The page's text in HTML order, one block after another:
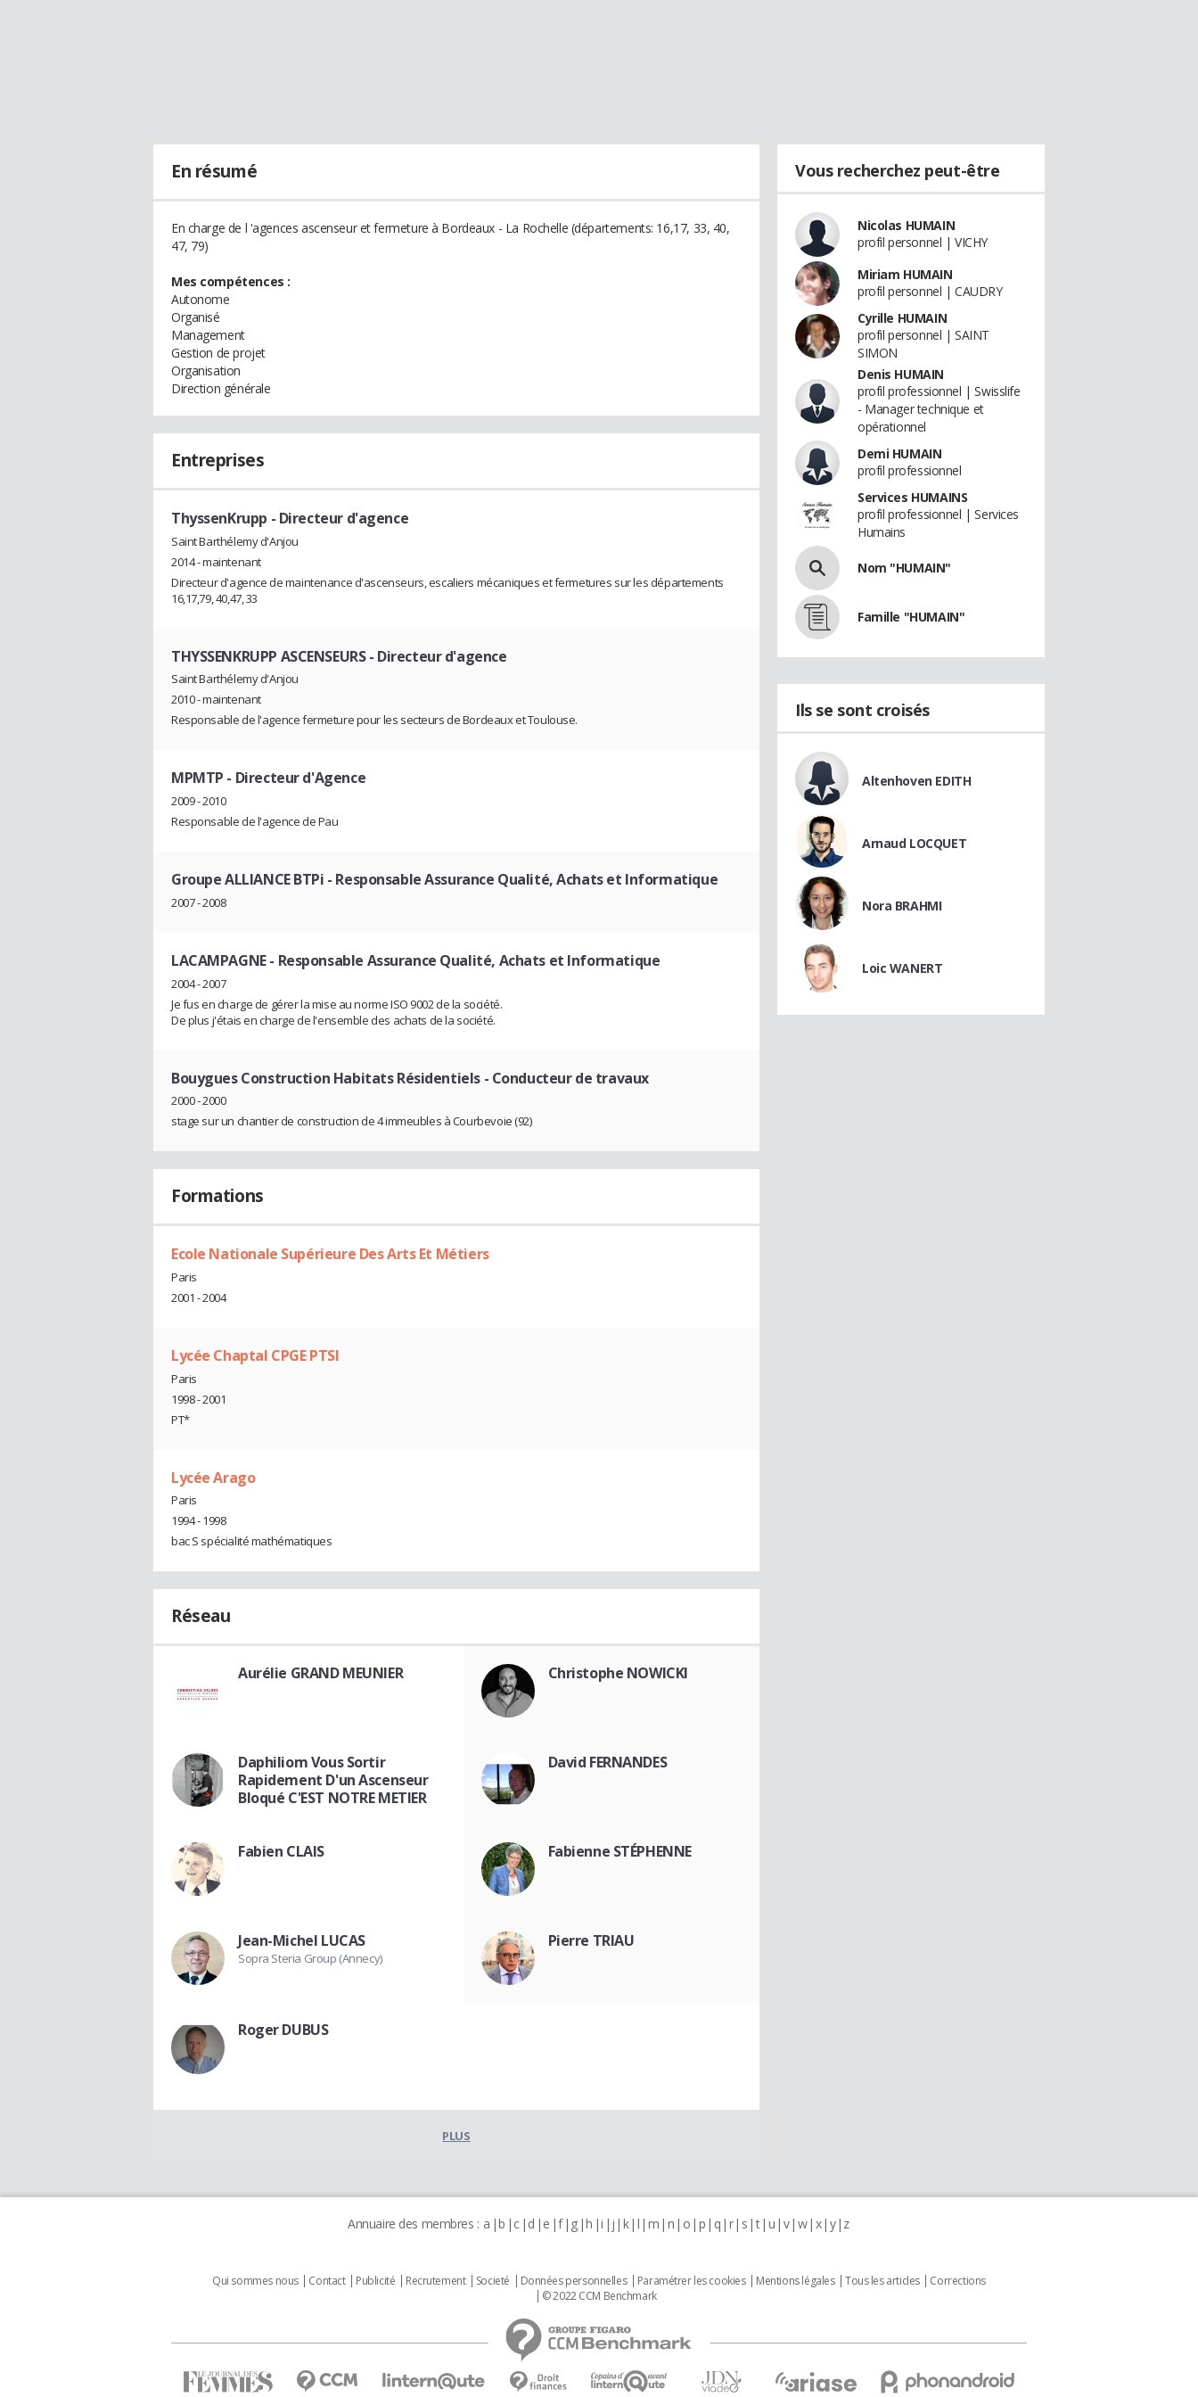
En résumé
En charge de l 'agences ascenseur et fermeture à Bordeaux - La Rochelle (départements: 16,17, 33, 40,
47, 79)
Mes compétences :
Autonome
Organisé
Management
Gestion de projet
Organisation
Direction générale
Entreprises
ThyssenKrupp - Directeur d'agence
Saint Barthélemy d'Anjou
2014 - maintenant
Directeur d'agence de maintenance d'ascenseurs, escaliers mécaniques et fermetures sur les départements
16,17,79, 40,47, 33
THYSSENKRUPP ASCENSEURS- Directeur d'agence
Saint Barthélemy d'Anjou
2010 - maintenant
Responsable de l'agence fermeture pour les secteurs de Bordeaux et Toulouse.
MPMTP - Directeur d'Agence
2009 - 2010
Responsable de l'agence de Pau
Groupe ALLIANCE BTPi - Responsable Assurance Qualité, Achats et Informatique
2007 - 2008
LACAMPAGNE- Responsable Assurance Qualité, Achats et Informatique
2004 - 2007
Je fus en charge de gérer la mise au norme ISO 9002 de la société.
De plus j'étais en charge de l'ensemble des achats de la société.
Bouygues Construction Habitats Résidentiels- Conducteur de travaux
2000 - 2000
stage sur un chantier de construction de 4 immeubles à Courbevoie (92)
Formations
Ecole Nationale Supérieure Des Arts Et Métiers
Paris
2001 - 2004
Lycée Chaptal CPGE PTSI
Paris
1998 - 2001
PT*
Lycée Arago
Paris
1994 - 1998
bac S spécialité mathématiques
Réseau
Aurélie GRAND MEUNIER Christophe NOWICKI
Daphiliom Vous Sortir
Rapidement D'un Ascenseur
Bloqué C'EST NOTRE METIER
David FERNANDES
Fabien CLAIS Fabienne STÉPHENNE
Jean-Michel LUCAS
Sopra Steria Group (Annecy)
Pierre TRIAU
Roger DUBUS
PLUS
Vous recherchez peut-être
Nicolas HUMAIN
profil personnel | VICHY
Miriam HUMAIN
profil personnel | CAUDRY
Cyrille HUMAIN
profil personnel | SAINT
SIMON
Denis HUMAIN
profil professionnel | Swisslife
- Manager technique et
opérationnel
Demi HUMAIN
profil professionnel
Services HUMAINS
profil professionnel | Services
Humains
Nom "HUMAIN"
Famille "HUMAIN"
Ils se sont croisés
Altenhoven EDITH
Arnaud LOCQUET
Nora BRAHMI
Loic WANERT
Annuaire des membres : a b c d e f g h i j k l m n o p q r s t u v w x y z
Qui sommes nous Contact Publicité Recrutement Societé Données personnelles Paramétrer les cookies Mentions légales Tous les articles
Corrections
© 2022 CCM Benchmark